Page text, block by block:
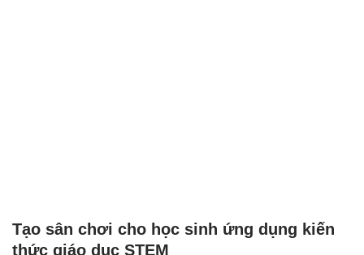
Tạo sân chơi cho học sinh ứng dụng kiến
thức giáo dục STEM